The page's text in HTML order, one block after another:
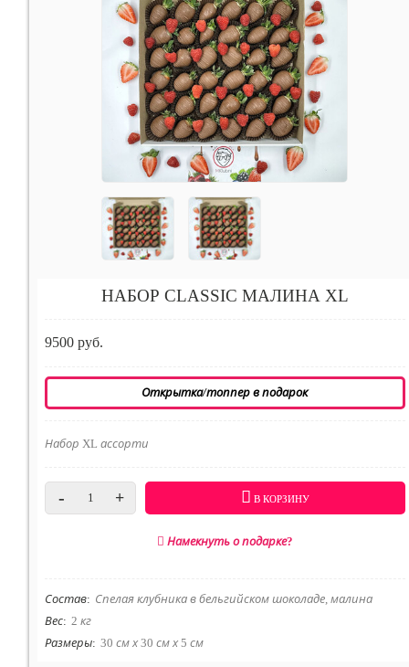
НАБОР CLASSIC МАЛИНА XL
9500 руб.
Открытка/топпер в подарок
Набор XL ассорти
- + В КОРЗИНУ
Намекнуть о подарке?
Состав: Спелая клубника в бельгийском шоколаде, малина
Вес: 2 кг
Размеры: 30 см х 30 см х 5 см